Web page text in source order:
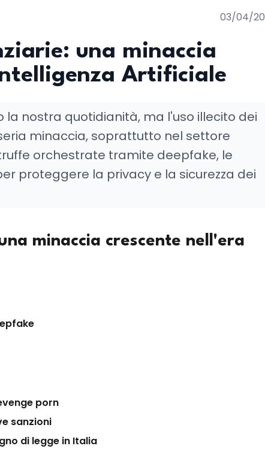
03/04/
una minaccia
Artificiale
la nostra quotidianità, ma l'uso illecito dei
minaccia, soprattutto nel settore
orchestrate tramite deepfake, le
proteggere la privacy e la sicurezza dei
minaccia crescente nell'era
porn
sanzioni
di legge in Italia